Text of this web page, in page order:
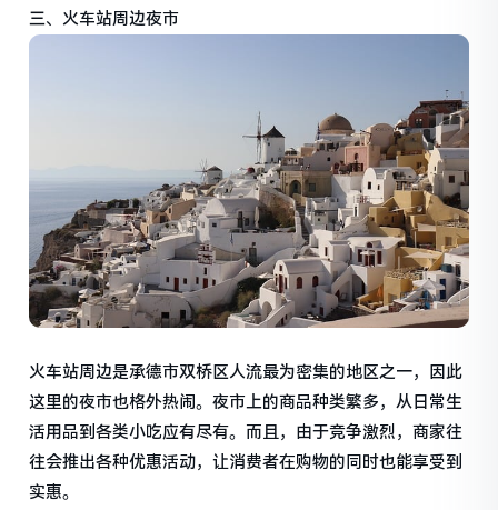
三、火车站周边夜市
火车站周边是承德市双桥区人流最为密集的地区之一，因此
这里的夜市也格外热闹。夜市上的商品种类繁多，从日常生
活用品到各类小吃应有尽有。而且，由于竞争激烈，商家往
往会推出各种优惠活动，让消费者在购物的同时也能享受到
实惠。